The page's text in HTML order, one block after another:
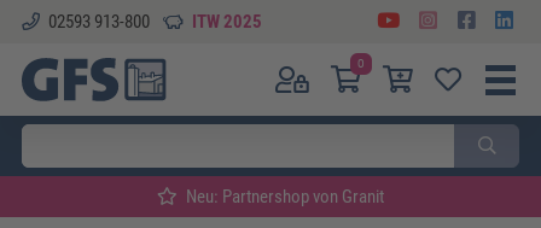
02593 913-800 ITW 2025
0
Neu: Partnershop von Granit